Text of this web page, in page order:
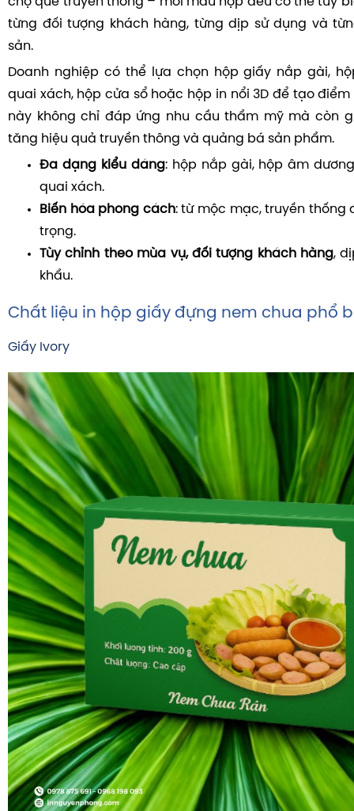
từng đối tượng khách hàng, từng dịp sử dụng và
sản.
Doanh nghiệp có thể lựa chọn hộp giấy nắp gài,
quai xách, hộp cửa sổ hoặc hộp in nổi 3D để tạo
này không chỉ đáp ứng nhu cầu thẩm mỹ mà còn
tăng hiệu quả truyền thông và quảng bá sản phẩm.
Đa dạng kiểu dáng: hộp nắp gài, hộp âm
quai xách.
Biến hóa phong cách: từ mộc mạc, truyền thống
trọng.
Tùy chỉnh theo mùa vụ, đối tượng khách hàng,
khẩu.
Chất liệu in hộp giấy đựng nem chua phổ
Giấy Ivory